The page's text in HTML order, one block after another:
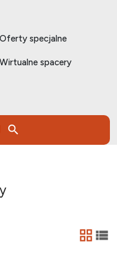
Oferty specjalne
Wirtualne spacery
tabela